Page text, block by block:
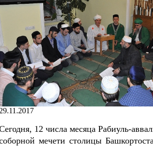
29.11.2017
12 числа месяца Рабиуль-
мечети столицы